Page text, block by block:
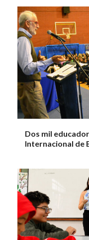
Dos mil
Internacional de